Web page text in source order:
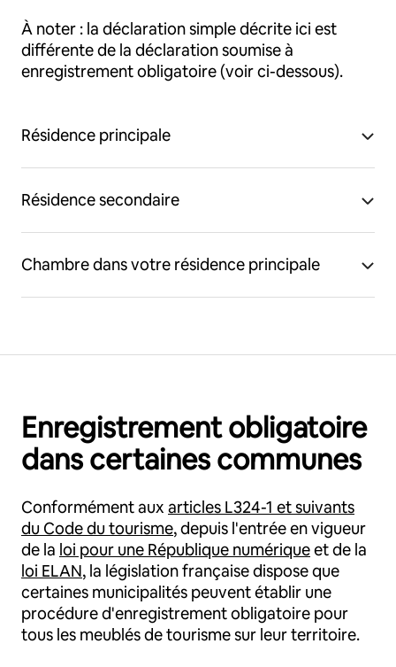
À noter : la déclaration simple décrite ici est
différente de la déclaration soumise à
enregistrement obligatoire (voir ci-dessous).
Résidence principale
Résidence secondaire
Chambre dans votre résidence principale
Enregistrement obligatoire
dans certaines communes
Conformément aux articles L324-1 et suivants
du Code du tourisme, depuis l'entrée en vigueur
de la loi pour une République numériqueet de la
loi ELAN, la législation française dispose que
certaines municipalités peuvent établir une
procédure d'enregistrement obligatoire pour
tous les meublés de tourisme sur leur territoire.